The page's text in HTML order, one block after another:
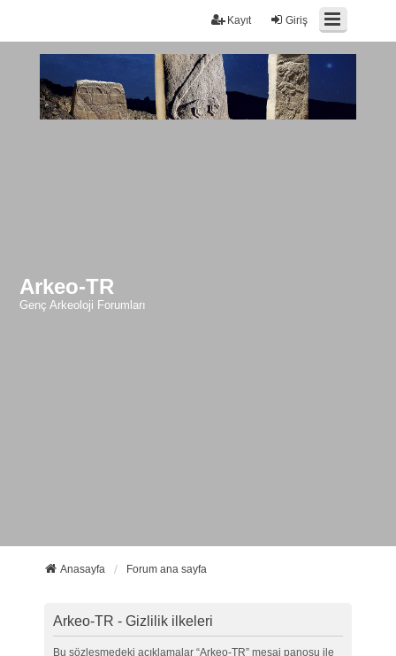
Giriş
Kayıt
Arkeo-TR
Genç Arkeoloji Forumları
Anasayfa Forum ana sayfa
Arkeo-TR - Gizlilik ilkeleri
Bu sözleşmedeki açıklamalar “Arkeo-TR” mesaj panosu ile